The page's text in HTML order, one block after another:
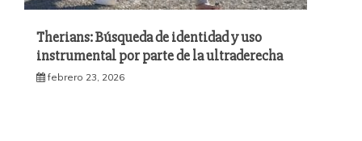
Therians: Búsqueda de identidad y uso
instrumental por parte de la ultraderecha
febrero 23, 2026